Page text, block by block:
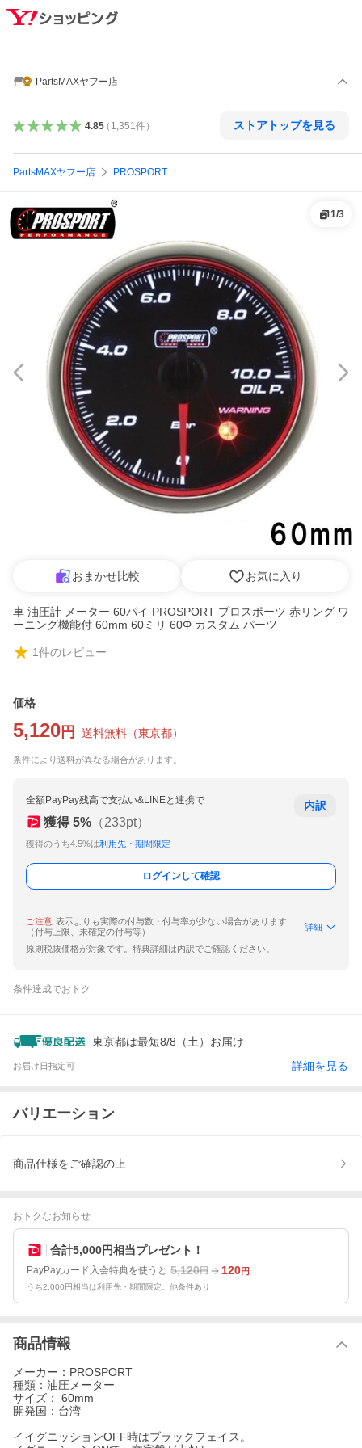
PartsMAXヤフー店
4.85（ 1,351件） ストアトップを見る
PartsMAXヤフー店 PROSPORT
1/3
おまかせ比較 お気に入り
車 油圧計 メーター 60パイ PROSPORT プロスポーツ 赤リング ワ
ーニング機能付 60mm 60ミリ 60Φ カスタム パーツ
1件のレビュー
価格
5,120 円 送料無料 （東京都）
条件により送料が異なる場合があります。
全額PayPay残高で支払い&LINEと連携で
獲得 5% （233pt）
獲得のうち4.5%は利用先・期間限定
内訳
ログインして確認
ご注意 表示よりも実際の付与数・付与率が少ない場合があります
（付与上限、未確定の付与等）
詳細
原則税抜価格が対象です。特典詳細は内訳でご確認ください。
条件達成でおトク
東京都は最短8/8（土）お届け
お届け日指定可 詳細を見る
バリエーション
商品仕様をご確認の上
おトクなお知らせ
合計5,000円相当プレゼント！
PayPayカード入会特典を使うと 5,120円 120円
うち2,000円相当は利用先・期間限定。他条件あり
商品情報
メーカー：PROSPORT
種類：油圧メーター
サイズ： 60mm
開発国：台湾
イイグニッションOFF時はブラックフェイス。